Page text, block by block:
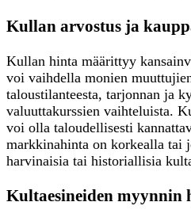
Kullan arvostus ja
Kullan hinta määrittyy
voi vaihdella monien
taloustilanteesta, tarjonnan ja
valuuttakurssien vaihteluista.
voi olla taloudellisesti
markkinahinta on korkealla tai
harvinaisia tai historiallisia
Kultaesineiden myynnin